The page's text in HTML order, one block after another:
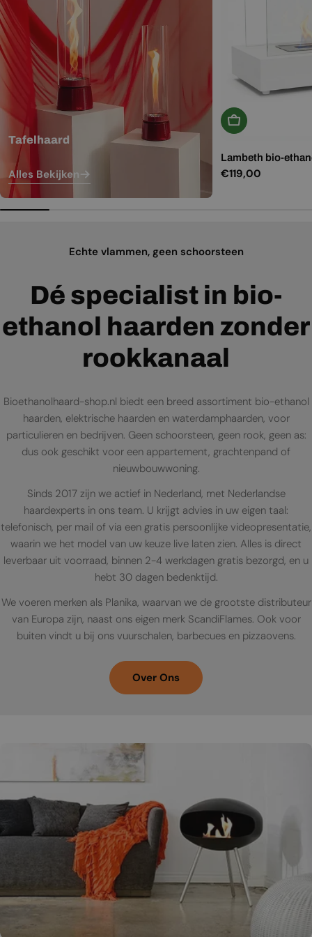
Tafelhaard
Alles Bekijken
In Winkelwagen
Lambeth bio-
Normale
€119,00
Echte vlammen, geen schoorsteen
Dé specialist in bio-
ethanol haarden zonder
rookkanaal
Bioethanolhaard-shop.nl biedt een breed assortiment bio-ethanol
haarden, elektrische haarden en waterdamphaarden, voor
particulieren en bedrijven. Geen schoorsteen, geen rook, geen as:
dus ook geschikt voor een appartement, grachtenpand of
nieuwbouwwoning.
Sinds 2017 zijn we actief in Nederland, met Nederlandse
haardexperts in ons team. U krijgt advies in uw eigen taal:
telefonisch, per mail of via een gratis persoonlijke videopresentatie,
waarin we het model van uw keuze live laten zien. Alles is direct
leverbaar uit voorraad, binnen 2-4 werkdagen gratis bezorgd, en u
hebt 30 dagen bedenktijd.
We voeren merken als Planika, waarvan we de grootste distributeur
van Europa zijn, naast ons eigen merk ScandiFlames. Ook voor
buiten vindt u bij ons vuurschalen, barbecues en pizzaovens.
Over Ons